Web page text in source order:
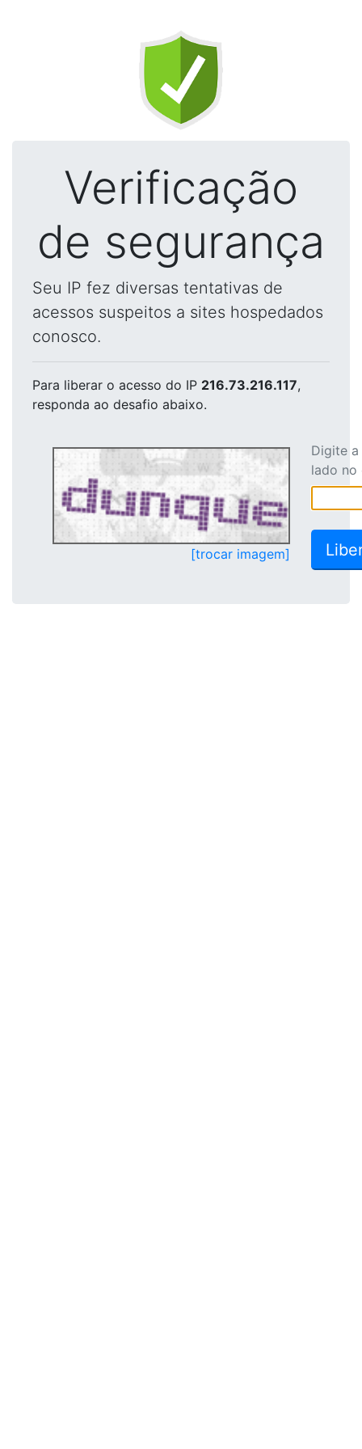
Verificação
de segurança
Seu IP fez diversas tentativas de
acessos suspeitos a sites hospedados
conosco.
Para liberar o acesso do IP 216.73.216.117,
responda ao desafio abaixo.
[trocar imagem]
Digite
lado no